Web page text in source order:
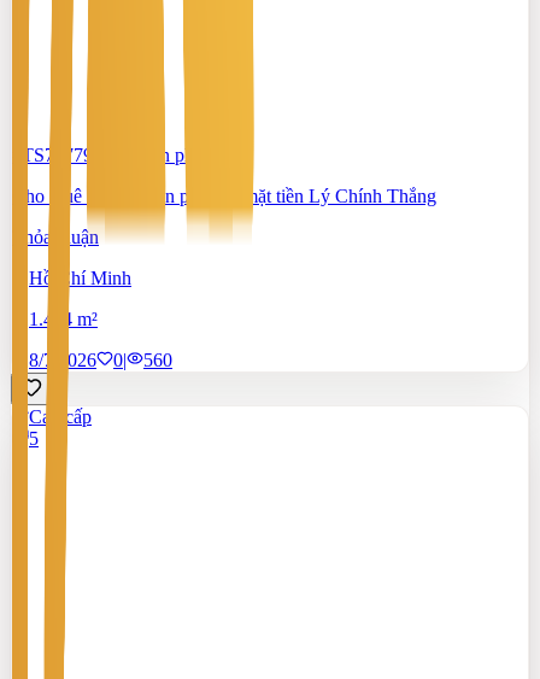
#TS70779086
Văn phòng
Cho thuê tòa nhà văn phòng - mặt tiền Lý Chính Thắng
Thỏa thuận
Hồ Chí Minh
1.464 m²
8/7/2026
0| 560
Cao cấp
5